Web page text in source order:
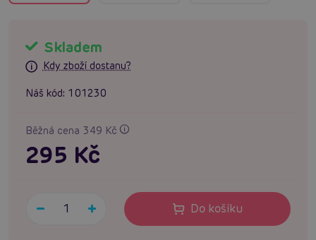
Skladem
Kdy zboží dostanu?
Náš kód: 101230
Běžná cena 349 Kč
295 Kč
Do košíku